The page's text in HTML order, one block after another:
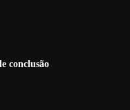
conclusão